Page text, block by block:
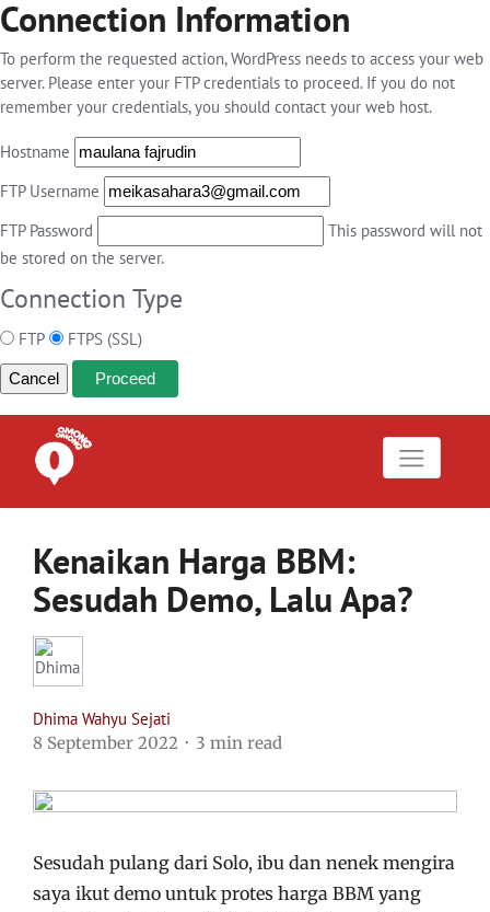
Connection Information
To perform the requested action, WordPress needs to access your web
server. Please enter your FTP credentials to proceed. If you do not
remember your credentials, you should contact your web host.
Hostname
FTP Username
FTP Password
This password will not
be stored on the server.
Connection Type
FTP FTPS (SSL)
Cancel
Kenaikan Harga BBM:
Sesudah Demo, Lalu Apa?
Dhima Wahyu Sejati
8 September 2022
3 min read
Sesudah pulang dari Solo, ibu dan nenek mengira
saya ikut demo untuk protes harga BBM yang